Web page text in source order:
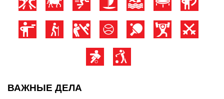
ВАЖНЫЕ ДЕЛА